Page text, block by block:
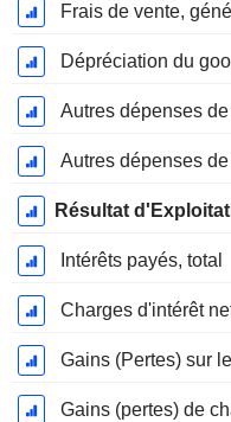
Frais de vente,
Autres dépenses
Autres dépenses
Résultat
Intérêts payés, total
Charges d'intérêt
Gains (pertes) de